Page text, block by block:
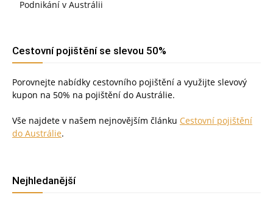
Podnikání v Austrálii
Cestovní pojištění se slevou 50%
Porovnejte nabídky cestovního pojištění a využijte slevový
kupon na 50% na pojištění do Austrálie.
Vše najdete v našem nejnovějším článku Cestovní pojištění
do Austrálie.
Nejhledanější